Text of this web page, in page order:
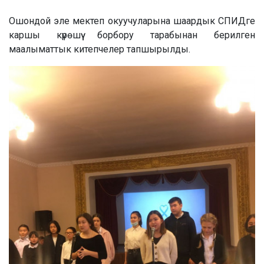
Ошондой эле мектеп окуучуларына шаардык СПИДге
каршы күрөшүү борбору тарабынан берилген
маалыматтык китепчелер тапшырылды.